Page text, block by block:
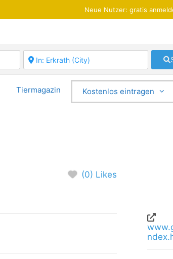
Neue Nutzer: gratis
Tiermagazin Kostenlos eintragen
(0) Likes